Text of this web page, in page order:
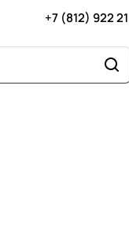
+7 (812) 922